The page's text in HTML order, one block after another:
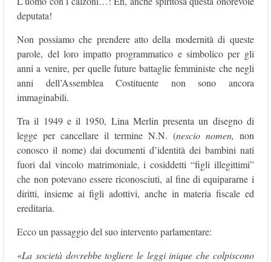
deputata!
Non possiamo che prendere atto della modernità di queste
parole, del loro impatto programmatico e simbolico per gli
anni a venire, per quelle future battaglie femministe che negli
anni dell’Assemblea Costituente non sono ancora
immaginabili.
Tra il 1949 e il 1950, Lina Merlin presenta un disegno di
legge per cancellare il termine N.N. (nescio nomen, non
conosco il nome) dai documenti d’identità dei bambini nati
fuori dal vincolo matrimoniale, i cosiddetti “figli illegittimi”
che non potevano essere riconosciuti, al fine di equipararne i
diritti, insieme ai figli adottivi, anche in materia fiscale ed
ereditaria.
Ecco un passaggio del suo intervento parlamentare:
«La società dovrebbe togliere le leggi inique che colpiscono